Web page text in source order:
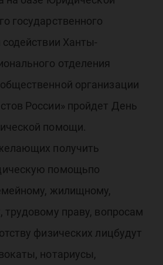
государственного
содействии Ханты-
отделения
организации
России» пройдет День
помощи.
получить
помощьпо
жилищному,
трудовому праву, вопросам
физических лицбудут
нотариусы,